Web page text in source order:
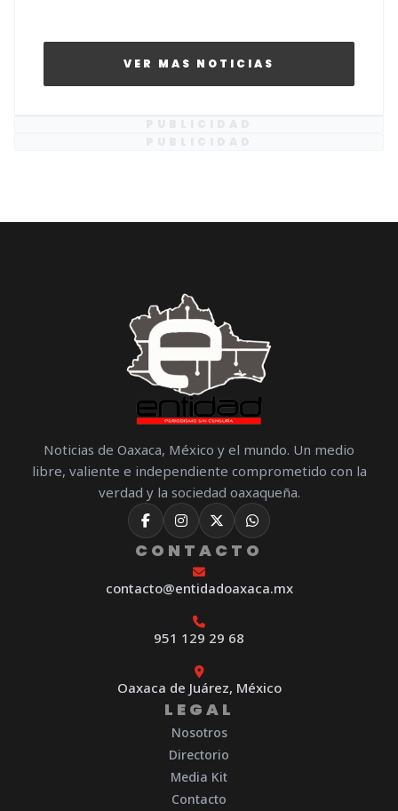
VER MAS NOTICIAS
Noticias de Oaxaca, México y el mundo. Un medio
libre, valiente e independiente comprometido con la
verdad y la sociedad oaxaqueña.
CONTACTO
contacto@entidadoaxaca.mx
951 129 29 68
Oaxaca de Juárez, México
LEGAL
Nosotros
Directorio
Media Kit
Contacto